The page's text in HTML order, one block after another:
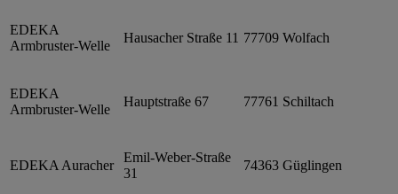
EDEKA
Armbruster-Welle
Hausacher Straße 11 77709 Wolfach
EDEKA
Armbruster-Welle
Hauptstraße 67 77761 Schiltach
EDEKA Auracher
Emil-Weber-Straße
31
74363 Güglingen